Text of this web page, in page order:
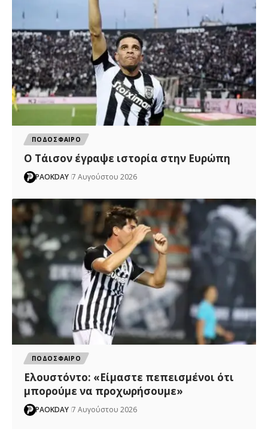
ΠΟΔΟΣΦΑΙΡΟ
Ο Τάισον έγραψε ιστορία στην Ευρώπη
PAOKDAY 7 Αυγούστου 2026
ΠΟΔΟΣΦΑΙΡΟ
Ελουστόντο: «Είμαστε πεπεισμένοι ότι
μπορούμε να προχωρήσουμε»
PAOKDAY 7 Αυγούστου 2026